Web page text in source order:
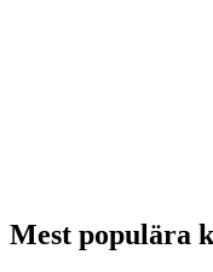
Mest populära